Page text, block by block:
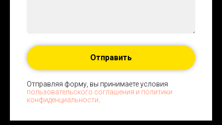
Отправить
Отправляя форму, вы принимаете условия
пользовательского соглашения и политики
конфиденциальности